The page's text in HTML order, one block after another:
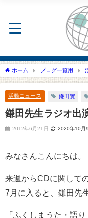
ホーム ブログ一覧用
活動ニュース 鎌田實
鎌田先生ラジオ出
2012年6月21日 2020年10月
みなさんこんにちは。
来週からCDに関して
7月に入ると、鎌田先
「ふくしまうた・語